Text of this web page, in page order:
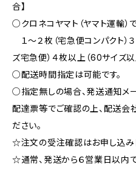
合】
○クロネコヤマト（ヤマト運輸）
１〜２枚（宅急便コンパクト）
ズ宅急便）４枚以上（60サイズ
○配送時間指定は可能です。
○指定無しの場合、発送通知メ
配達票等でご確認の上、配送会
ださい。
☆注文の受注確認はお申し込み
☆通常、発送から６営業日以内